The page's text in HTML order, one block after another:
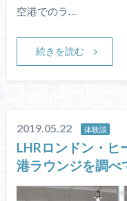
空港でのラ…
続きを読む
2019.05.22 体験談
LHRロンドン・ヒ
港ラウンジを調べ